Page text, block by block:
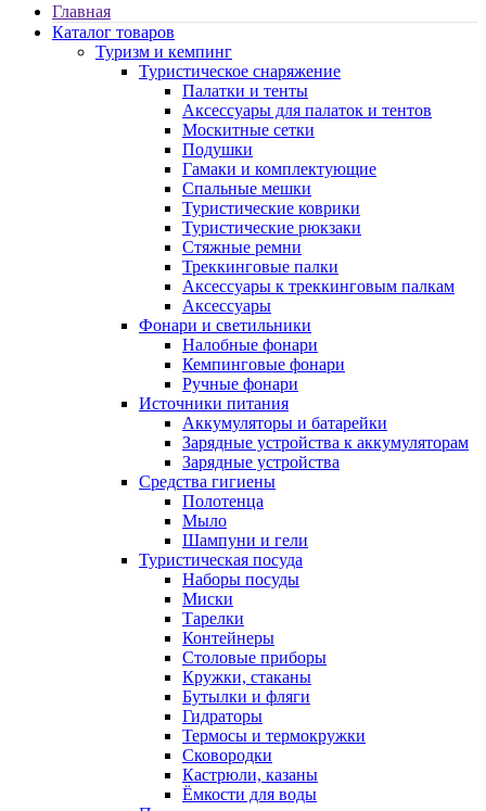
Главная
Каталог товаров
Туризм и кемпинг
Туристическое снаряжение
Палатки и тенты
Аксессуары для палаток и тентов
Москитные сетки
Подушки
Гамаки и комплектующие
Спальные мешки
Туристические коврики
Туристические рюкзаки
Стяжные ремни
Треккинговые палки
Аксессуары к треккинговым палкам
Аксессуары
Фонари и светильники
Налобные фонари
Кемпинговые фонари
Ручные фонари
Источники питания
Аккумуляторы и батарейки
Зарядные устройства к аккумуляторам
Зарядные устройства
Средства гигиены
Полотенца
Мыло
Шампуни и гели
Туристическая посуда
Наборы посуды
Миски
Тарелки
Контейнеры
Столовые приборы
Кружки, стаканы
Бутылки и фляги
Гидраторы
Термосы и термокружки
Сковородки
Кастрюли, казаны
Ёмкости для воды